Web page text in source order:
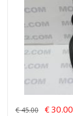
€ 45.00 € 30.00